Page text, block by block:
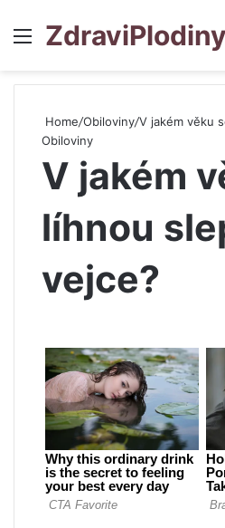
Menu
Home/Obiloviny/V jakém věku
Obiloviny
V jakém
líhnou
vejce?